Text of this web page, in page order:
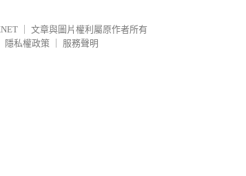
文章與圖片權利屬原作者所有
隱私權政策
服務聲明